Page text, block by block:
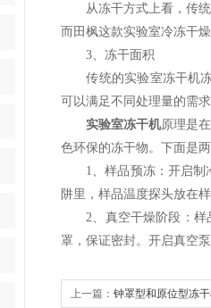
从冻干方式上看，传统
而田枫这款实验室冷冻干
3、冻干面积
传统的实验室冻干机冻
可以满足不同处理量的需
实验室冻干机原理是
色环保的冻干物。下面是
1、样品预冻：开启制冷
阱里，样品温度探头放在
2、真空干燥阶段：样品
罩，保证密封。开启真空
上一篇： 钟罩型和原位型冻